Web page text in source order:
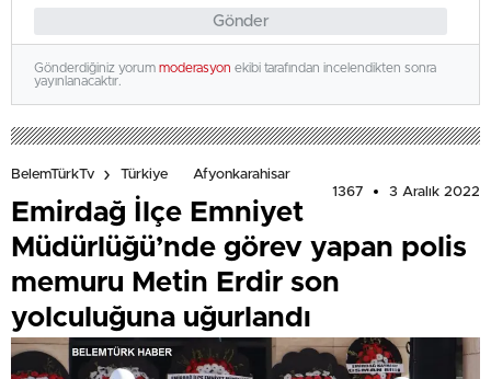
Gönder
Gönderdiğiniz yorum moderasyon ekibi tarafından incelendikten sonra
yayınlanacaktır.
BelemTürkTv Türkiye
Afyonkarahisar
1367
3 Aralık 2022
Emirdağ İlçe Emniyet
Müdürlüğü’nde görev yapan polis
memuru Metin Erdir son
yolculuğuna uğurlandı